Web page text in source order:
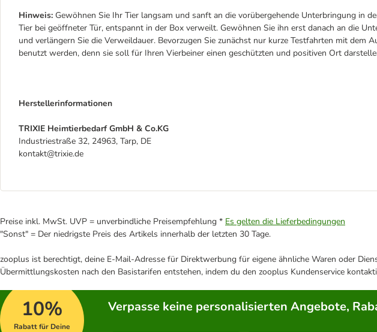
Hinweis: Gewöhnen Sie Ihr Tier langsam und sanft an die vorübergehende Unterbringung in
Tier bei geöffneter Tür, entspannt in der Box verweilt. Gewöhnen Sie ihn erst danach an die
und verlängern Sie die Verweildauer. Bevorzugen Sie zunächst nur kurze Testfahrten mit dem
benutzt werden, denn sie soll für Ihren Vierbeiner einen geschützten und positiven Ort
Herstellerinformationen
TRIXIE Heimtierbedarf GmbH & Co.KG
Industriestraße 32, 24963, Tarp, DE
kontakt@trixie.de
Preise inkl. MwSt. UVP = unverbindliche Preisempfehlung * Es gelten die Lieferbedingungen
"Sonst" = Der niedrigste Preis des Artikels innerhalb der letzten 30 Tage.
zooplus ist berechtigt, deine E-Mail-Adresse für Direktwerbung für eigene ähnliche Waren oder
Übermittlungskosten nach den Basistarifen entstehen, indem du den zooplus Kundenservice
10%
Rabatt für Deine
Verpasse keine personalisierten Angebote,